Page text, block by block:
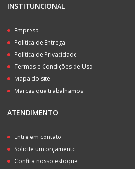
INSTITUNCIONAL
Empresa
Política de Entrega
Política de Privacidade
Termos e Condições de Uso
Mapa do site
Marcas que trabalhamos
ATENDIMENTO
Entre em contato
Solicite um orçamento
Confira nosso estoque